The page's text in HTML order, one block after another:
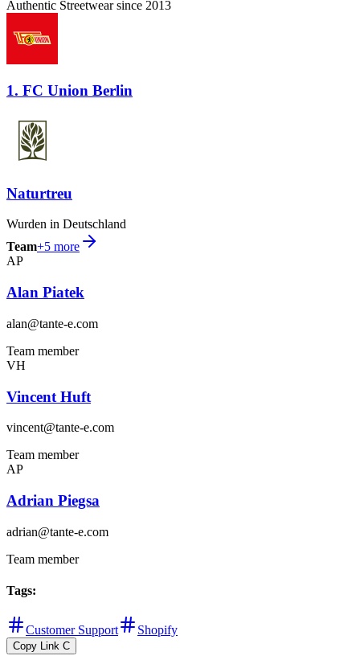
Authentic Streetwear since 2013
1. FC Union Berlin
Naturtreu
Wurden in Deutschland
Team+5 more
AP
Alan Piatek
alan@tante-e.com
Team member
VH
Vincent Huft
vincent@tante-e.com
Team member
AP
Adrian Piegsa
adrian@tante-e.com
Team member
Tags:
Customer Support Shopify
Copy Link C